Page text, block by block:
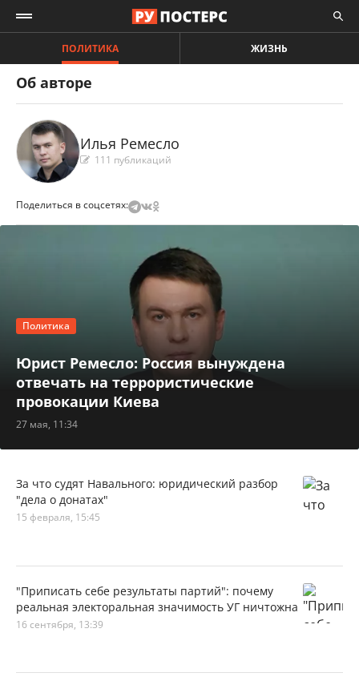
ПОЛИТИКА ЖИЗНЬ
Об авторе
Илья Ремесло
111 публикаций
Поделиться в соцсетях:
Политика
Юрист Ремесло: Россия вынуждена
отвечать на террористические
провокации Киева
27 мая, 11:34
За что судят Навального: юридический разбор
"дела о донатах"
15 февраля, 15:45
"Приписать себе результаты партий": почему
реальная электоральная значимость УГ ничтожна
16 сентября, 13:39